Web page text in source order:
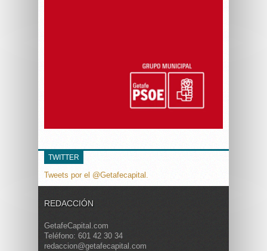
TWITTER
Tweets por el @Getafecapital.
REDACCIÓN
GetafeCapital.com
Teléfono: 601 42 30 34
redaccion@getafecapital.com